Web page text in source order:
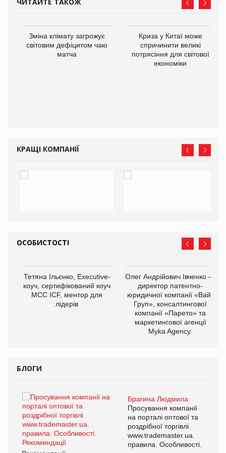
Зміна клімату загрожує
світовим дефіцитом чаю
матча
Криза у Китаї може
спричинити великі
потрясіння для світової
економіки
КРАЩІ КОМПАНІЇ
ОСОБИСТОСТІ
Тетяна Ільєнко, Executive-
коуч, сертифікований коуч
МСС ICF, ментор для
лідерів
Олег Андрійович Івченко —
директор патентно-
юридичної компанії «Вайз
Груп», консалтингової
компанії «Парето» та
маркетингової агенції
Myka Agency.
БЛОГИ
Брагина Людмила
Просування компанії
на порталі оптової та
роздрібної торгівлі
www.trademaster.ua.
правила. Особливості.